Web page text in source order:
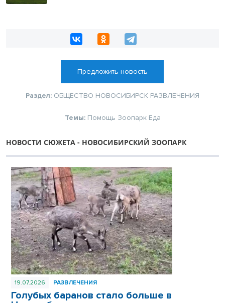
Предложить новость
Раздел: ОБЩЕСТВО НОВОСИБИРСК РАЗВЛЕЧЕНИЯ
Темы: Помощь Зоопарк Еда
НОВОСТИ СЮЖЕТА - НОВОСИБИРСКИЙ ЗООПАРК
19.07.2026 РАЗВЛЕЧЕНИЯ
Голубых баранов стало больше в